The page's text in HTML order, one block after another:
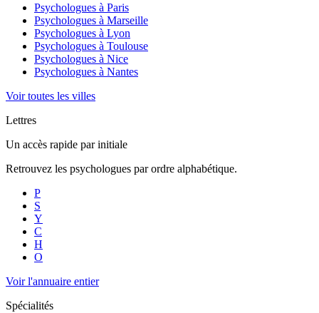
Psychologues à Paris
Psychologues à Marseille
Psychologues à Lyon
Psychologues à Toulouse
Psychologues à Nice
Psychologues à Nantes
Voir toutes les villes
Lettres
Un accès rapide par initiale
Retrouvez les psychologues par ordre alphabétique.
P
S
Y
C
H
O
Voir l'annuaire entier
Spécialités